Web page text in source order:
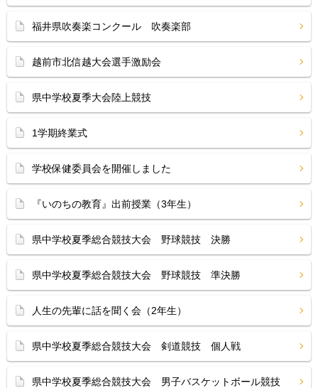
福井県吹奏楽コンクール 吹奏楽部
越前市北信越大会選手激励会
県中学校夏季大会陸上競技
1学期終業式
学校保健委員会を開催しました
『いのちの教育』出前授業（3年生）
県中学校夏季総合競技大会 野球競技 決勝
県中学校夏季総合競技大会 野球競技 準決勝
人生の先輩に話を聞く会（2年生）
県中学校夏季総合競技大会 剣道競技 個人戦
県中学校夏季総合競技大会 男子バスケットボール競技